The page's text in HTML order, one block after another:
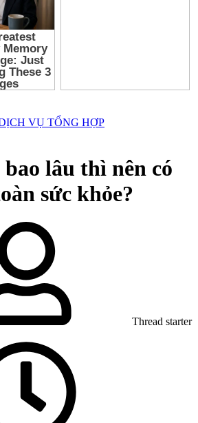
VỤ TỔNG HỢP
lâu thì nên có
sức khỏe?
Thread starter